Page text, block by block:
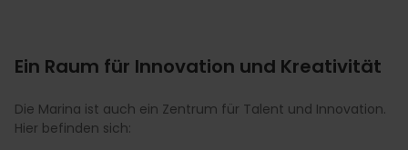
Ein Raum für Innovation und Kreativität
Die Marina ist auch ein Zentrum für Talent und Innovation.
Hier befinden sich: